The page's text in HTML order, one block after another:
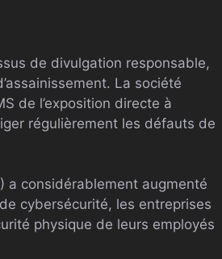
de divulgation responsable,
La société
de l’exposition directe à
régulièrement les défauts de
a considérablement augmenté
cybersécurité, les entreprises
physique de leurs employés